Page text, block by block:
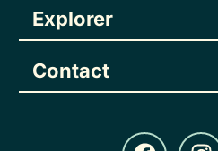
Explorer
Contact